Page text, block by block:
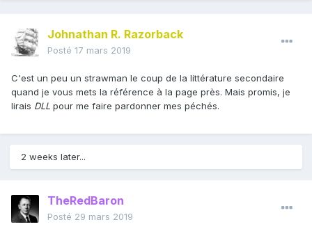
Johnathan R. Razorback
Posté 17 mars 2019
C'est un peu un strawman le coup de la littérature secondaire
quand je vous mets la référence à la page près. Mais promis, je
lirais DLL pour me faire pardonner mes péchés.
2 weeks later...
TheRedBaron
Posté 29 mars 2019